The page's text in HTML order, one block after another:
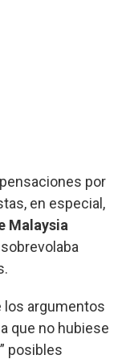
por
en especial,
Malaysia
los argumentos
que no hubiese
posibles